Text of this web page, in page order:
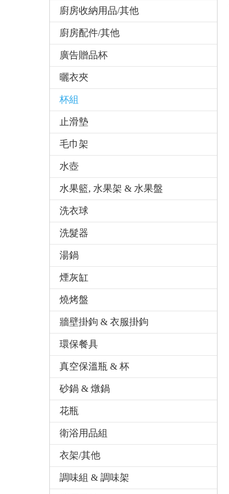
廚房收納用品/其他
廚房配件/其他
廣告贈品杯
曬衣夾
杯組
止滑墊
毛巾架
水壺
水果籃, 水果架 & 水果盤
洗衣球
洗髮器
湯鍋
煙灰缸
燒烤盤
牆壁掛鉤 & 衣服掛鉤
環保餐具
真空保溫瓶 & 杯
砂鍋 & 燉鍋
花瓶
衛浴用品組
衣架/其他
調味組 & 調味架